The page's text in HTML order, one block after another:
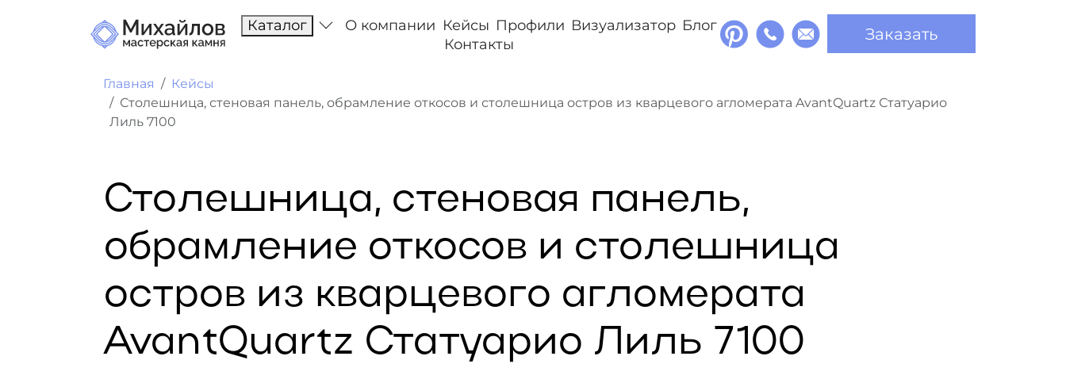
Каталог О компании Кейсы Профили Визуализатор Блог
Контакты
Заказать
Главная
Кейсы
Столешница, стеновая панель, обрамление откосов и столешница остров из кварцевого агломерата AvantQuartz Статуарио
Лиль 7100
Столешница, стеновая панель,
обрамление откосов и столешница
остров из кварцевого агломерата
AvantQuartz Статуарио Лиль 7100